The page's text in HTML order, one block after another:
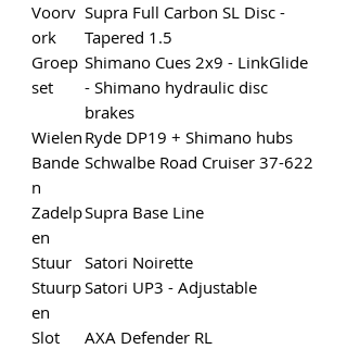
Voorv
ork
Supra Full Carbon SL Disc -
Tapered 1.5
Groep
set
Shimano Cues 2x9 - LinkGlide
- Shimano hydraulic disc
brakes
Wielen Ryde DP19 + Shimano hubs
Bande
n
Schwalbe Road Cruiser 37-622
Zadelp
en
Supra Base Line
Stuur Satori Noirette
Stuurp
en
Satori UP3 - Adjustable
Slot
AXA Defender RL